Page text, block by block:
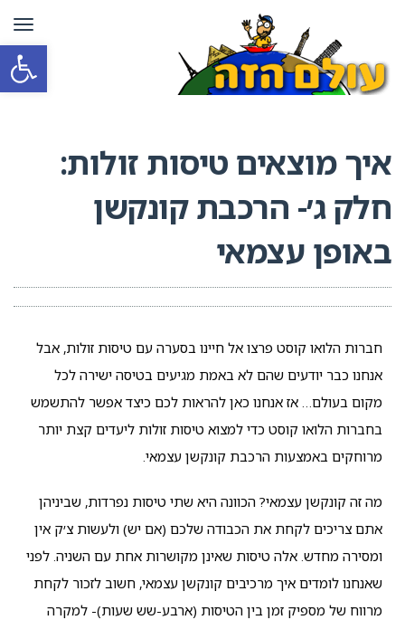
פתח
איך מוצאים טיסות זולות:
חלק ג׳- הרכבת קונקשן
באופן עצמאי
חברות הלואו קוסט פרצו אל חיינו בסערה עם טיסות זולות, אבל
אנחנו כבר יודעים שהם לא באמת מגיעים בטיסה ישירה לכל
מקום בעולם… אז אנחנו כאן להראות לכם כיצד אפשר להתשמש
בחברות הלואו קוסט כדי למצוא טיסות זולות ליעדים קצת יותר
מרוחקים באמצעות הרכבת קונקשן עצמאי.
מה זה קונקשן עצמאי? הכוונה היא שתי טיסות נפרדות, שביניהן
אתם צריכים לקחת את הכבודה שלכם (אם יש) ולעשות צ׳ק אין
ומסירה מחדש. אלה טיסות שאינן מקושרות אחת עם השניה. לפני
שאנחנו לומדים איך מרכיבים קונקשן עצמאי, חשוב לזכור לקחת
מרווח של מספיק זמן בין הטיסות (ארבע-שש שעות)- למקרה